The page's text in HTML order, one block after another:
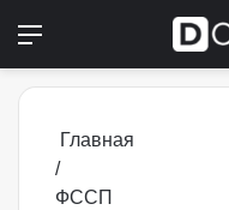
Главная
/
ФССП